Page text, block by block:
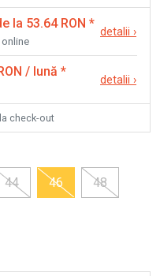
la 53.64 RON *
detalii ›
/ lună *
detalii ›
check-out
44 46 48